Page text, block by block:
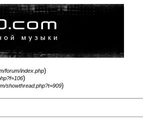
forum/index.php)
)
showthread.php?t=909)